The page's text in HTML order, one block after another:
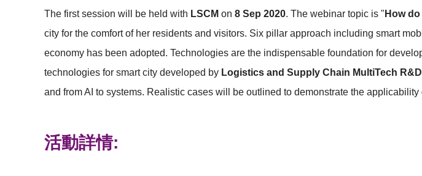
The first session will be held with LSCM on 8 Sep 2020. The webinar topic is " How
city for the comfort of her residents and visitors. Six pillar approach including smart
economy has been adopted. Technologies are the indispensable foundation for
technologies for smart city developed by Logistics and Supply Chain MultiTech
and from AI to systems. Realistic cases will be outlined to demonstrate the
活動詳情: